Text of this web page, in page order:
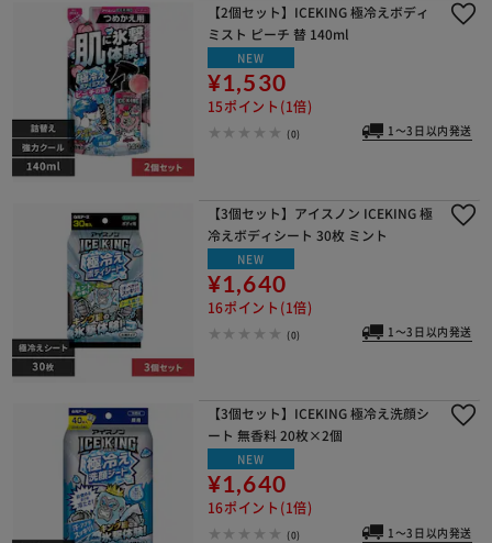
【2個セット】ICEKING 極冷えボディ
ミスト ピーチ 替 140ml
NEW
¥1,530
15ポイント(1倍)
(0) 1～3日以内発送
【3個セット】アイスノン ICEKING 極
冷えボディシート 30枚 ミント
NEW
¥1,640
16ポイント(1倍)
(0) 1～3日以内発送
【3個セット】ICEKING 極冷え洗顔シ
ート 無香料 20枚×2個
NEW
¥1,640
16ポイント(1倍)
(0) 1～3日以内発送